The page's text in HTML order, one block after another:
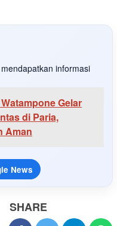
informasi
Gelar
di Paria,
Aman
News
SHARE